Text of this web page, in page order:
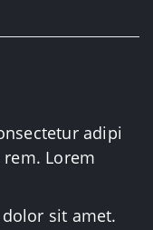
adipi
Lorem
sit amet.